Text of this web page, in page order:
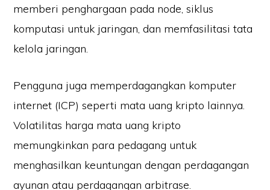
memberi penghargaan pada node, siklus
komputasi untuk jaringan, dan memfasilitasi tata
kelola jaringan.
Pengguna juga memperdagangkan komputer
internet (ICP) seperti mata uang kripto lainnya.
Volatilitas harga mata uang kripto
memungkinkan para pedagang untuk
menghasilkan keuntungan dengan perdagangan
ayunan atau perdagangan arbitrase.